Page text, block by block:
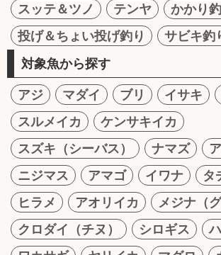
スッテ＆ツノ
テンヤ
かかり
投げ＆ちょい投げ釣り
サビキ釣
対象魚から探す
アジ マダイ ブリ イサキ
スルメイカ
ケンサキイカ
スズキ（シーバス）
ナマズ
ニジマス
アマゴ イワナ
タ
ヒラメ
アオリイカ
メジナ（
クロダイ（チヌ）
シロギス